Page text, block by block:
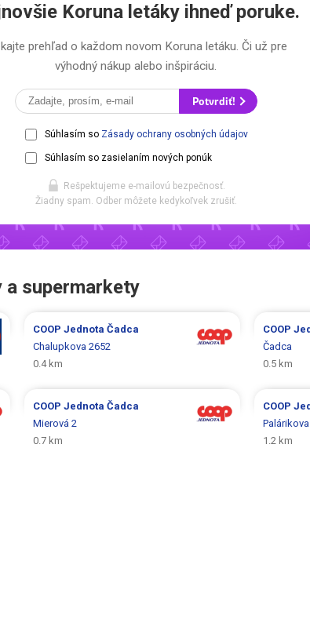
Koruna letákyihneď poruke.
prehľad o každom novom Koruna letáku. Či už pre
výhodný nákup alebo inšpiráciu.
Potvrdiť!
Súhlasím so Zásady ochrany osobných údajov
Súhlasím so zasielaním nových ponúk
Rešpektujeme e-mailovú bezpečnosť.
Žiadny spam. Odber môžete kedykoľvek zrušiť.
a supermarkety
COOP Jednota Čadca
Chalupkova 2652
0.4 km
COOP
Čadca
0.5 km
COOP Jednota Čadca
Mierová 2
0.7 km
COOP
1.2 km